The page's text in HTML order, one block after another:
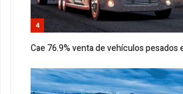
4
Cae 76.9% venta de vehículos pesados